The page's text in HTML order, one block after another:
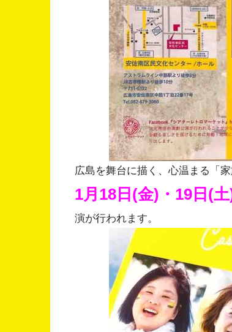
広島を舞台に描く、心温まる「家
1月18日(金)・19日(
演が行われます。